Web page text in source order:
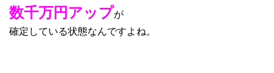
数千万円アップが
確定している状態なんですよね。